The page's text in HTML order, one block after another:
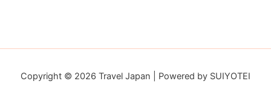
Copyright © 2026 Travel Japan | Powered by SUIYOTEI